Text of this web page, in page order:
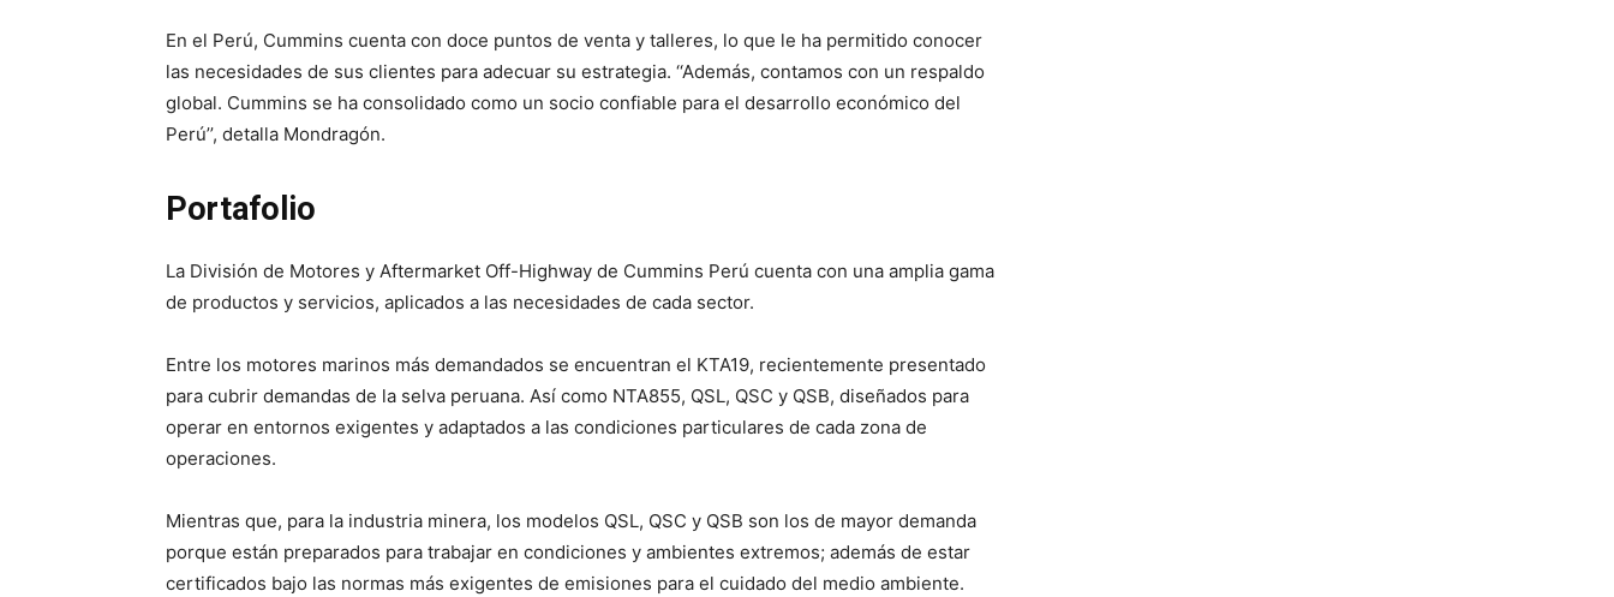
En el Perú, Cummins cuenta con doce puntos de venta y talleres, lo que le ha permitido conocer
las necesidades de sus clientes para adecuar su estrategia. ‘‘Además, contamos con un respaldo
global. Cummins se ha consolidado como un socio confiable para el desarrollo económico del
Perú’’, detalla Mondragón.
Portafolio
La División de Motores y Aftermarket Off-Highway de Cummins Perú cuenta con una amplia gama
de productos y servicios, aplicados a las necesidades de cada sector.
Entre los motores marinos más demandados se encuentran el KTA19, recientemente presentado
para cubrir demandas de la selva peruana. Así como NTA855, QSL, QSC y QSB, diseñados para
operar en entornos exigentes y adaptados a las condiciones particulares de cada zona de
operaciones.
Mientras que, para la industria minera, los modelos QSL, QSC y QSB son los de mayor demanda
porque están preparados para trabajar en condiciones y ambientes extremos; además de estar
certificados bajo las normas más exigentes de emisiones para el cuidado del medio ambiente.